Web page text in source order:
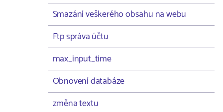
Smazání veškerého obsahu na webu
Ftp správa účtu
max_input_time
Obnovení databáze
změna textu